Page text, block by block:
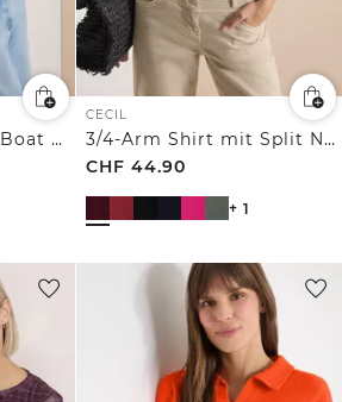
Langarm Shirt mit Boat Neck und Streifen
CECIL
3/4-Arm Shirt mit Split Neck und Elastiksaum
CHF 44.90
+ 1